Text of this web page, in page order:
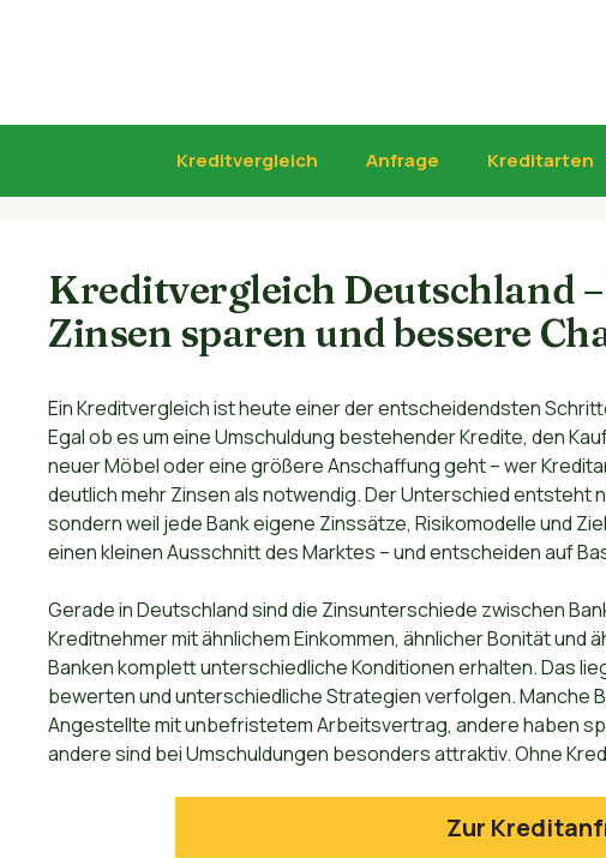
Kreditvergleich Anfrage Kreditarten
Kreditvergleich Deutschland
Zinsen sparen und bessere
Ein Kreditvergleich ist heute einer der entscheidendsten
Egal ob es um eine Umschuldung bestehender Kredite, den
neuer Möbel oder eine größere Anschaffung geht – wer
deutlich mehr Zinsen als notwendig. Der Unterschied entsteht
sondern weil jede Bank eigene Zinssätze, Risikomodelle und
einen kleinen Ausschnitt des Marktes – und entscheiden auf
Gerade in Deutschland sind die Zinsunterschiede zwischen
Kreditnehmer mit ähnlichem Einkommen, ähnlicher Bonität
Banken komplett unterschiedliche Konditionen erhalten. Das
bewerten und unterschiedliche Strategien verfolgen. Manche
Angestellte mit unbefristetem Arbeitsvertrag, andere haben
andere sind bei Umschuldungen besonders attraktiv. Ohne
Zur